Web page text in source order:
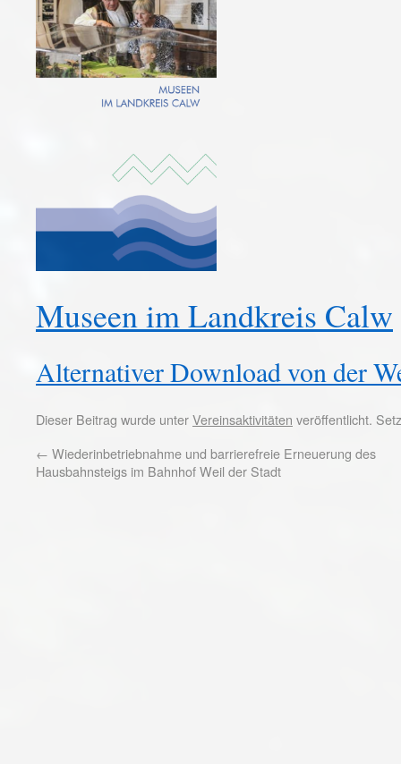
Museen im Landkreis Calw
Alternativer Download von der
Dieser Beitrag wurde unterVereinsaktivitäten veröffentlicht.
← Wiederinbetriebnahme und barrierefreie Erneuerung des
Hausbahnsteigs im Bahnhof Weil der Stadt